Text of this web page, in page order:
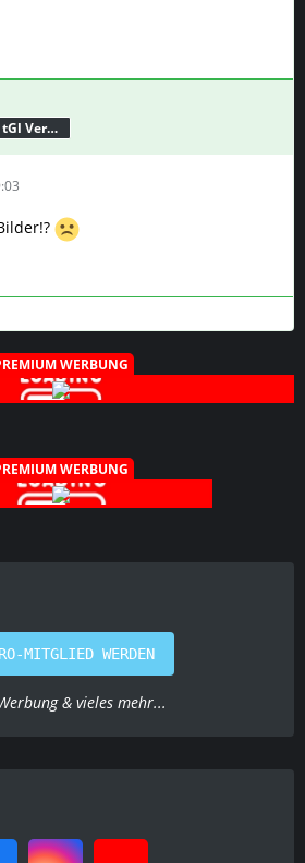
WERBUNG
WERBUNG
MITGLIED WERDEN
& vieles mehr...